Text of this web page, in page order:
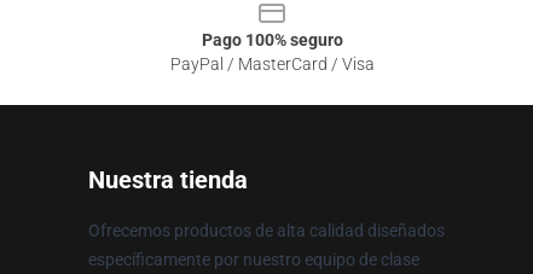
Pago 100% seguro
PayPal / MasterCard / Visa
Nuestra tienda
Ofrecemos productos de alta calidad diseñados
específicamente por nuestro equipo de clase